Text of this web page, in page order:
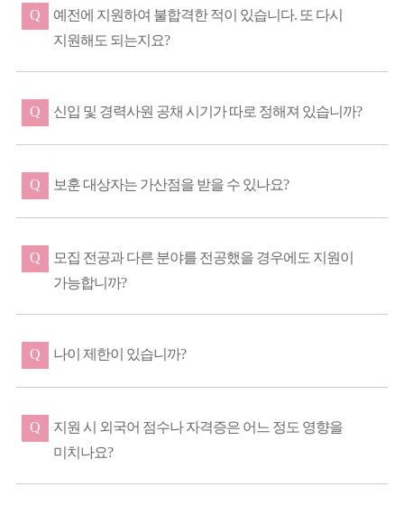
Q
예전에 지원하여 불합격한 적이 있습니다. 또 다시
지원해도 되는지요?
Q 신입 및 경력사원 공채 시기가 따로 정해져 있습니까?
Q 보훈 대상자는 가산점을 받을 수 있나요?
Q
모집 전공과 다른 분야를 전공했을 경우에도 지원이
가능합니까?
Q 나이 제한이 있습니까?
Q
지원 시 외국어 점수나 자격증은 어느 정도 영향을
미치나요?